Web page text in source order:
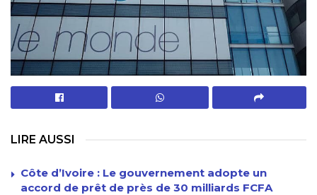
LIRE AUSSI
Côte d’Ivoire : Le gouvernement adopte un
accord de prêt de près de 30 milliards FCFA